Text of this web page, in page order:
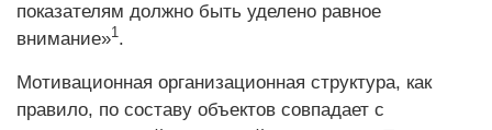
показателям должно быть уделено равное
внимание»1.
Мотивационная организационная структура, как
правило, по составу объектов совпадает c